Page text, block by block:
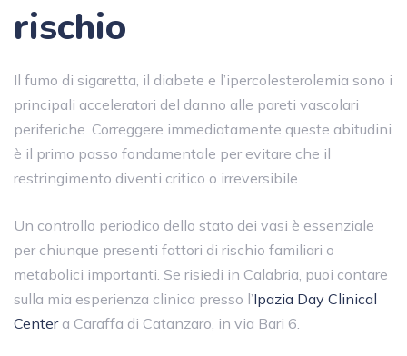
rischio
Il fumo di sigaretta, il diabete e l’ipercolesterolemia sono i
principali acceleratori del danno alle pareti vascolari
periferiche. Correggere immediatamente queste abitudini
è il primo passo fondamentale per evitare che il
restringimento diventi critico o irreversibile.
Un controllo periodico dello stato dei vasi è essenziale
per chiunque presenti fattori di rischio familiari o
metabolici importanti. Se risiedi in Calabria, puoi contare
sulla mia esperienza clinica presso l’Ipazia Day Clinical
Centera Caraffa di Catanzaro, in via Bari 6.